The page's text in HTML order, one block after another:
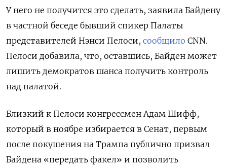
У него не получится это сделать, заявила Байдену
в частной беседе бывший спикер Палаты
представителей Нэнси Пелоси, сообщило CNN.
Пелоси добавила, что, оставшись, Байден может
лишить демократов шанса получить контроль
над палатой.
Близкий к Пелоси конгрессмен Адам Шифф,
который в ноябре избирается в Сенат, первым
после покушения на Трампа публично призвал
Байдена «передать факел» и позволить